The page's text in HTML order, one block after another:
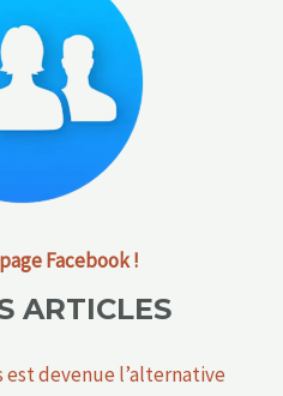
Facebook !
ARTICLES
devenue l’alternative